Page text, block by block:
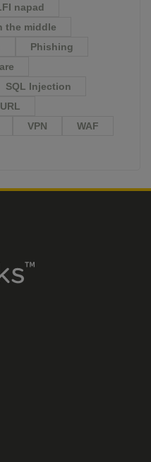
napad
the middle
Phishing
SQL Injection
URL
VPN
WAF